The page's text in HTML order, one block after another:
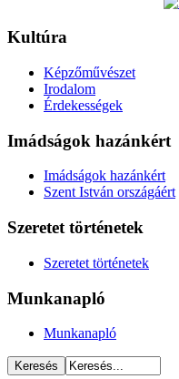
Kultúra
Képzőművészet
Irodalom
Érdekességek
Imádságok hazánkért
Imádságok hazánkért
Szent István országáért
Szeretet történetek
Szeretet történetek
Munkanapló
Munkanapló